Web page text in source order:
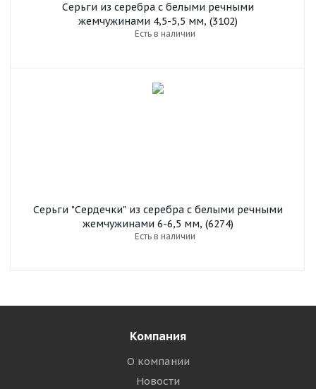
Серьги из серебра c белыми речными
жемчужинами 4,5-5,5 мм, (3102)
Есть в наличии
Серьги "Сердечки" из серебра c белыми речными
жемчужинами 6-6,5 мм, (6274)
Есть в наличии
Компания
О компании
Новости